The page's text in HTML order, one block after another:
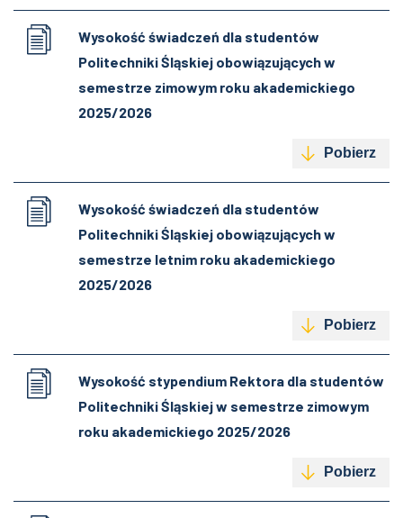
Wysokość świadczeń dla studentów
Politechniki Śląskiej obowiązujących w
semestrze zimowym roku akademickiego
2025/2026
Pobierz
Wysokość świadczeń dla studentów
Politechniki Śląskiej obowiązujących w
semestrze letnim roku akademickiego
2025/2026
Pobierz
Wysokość stypendium Rektora dla studentów
Politechniki Śląskiej w semestrze zimowym
roku akademickiego 2025/2026
Pobierz